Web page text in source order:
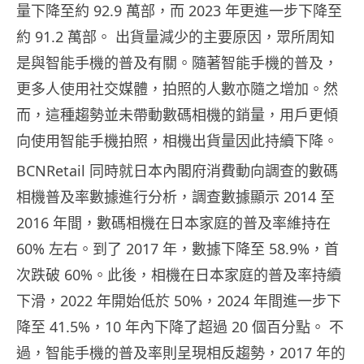
量下降至約 92.9 萬部，而 2023 年更進一步下降至
約 91.2 萬部。 出貨量減少的主要原因，眾所周知
是與智能手機的普及有關。隨著智能手機的普及，
更多人使用社交媒體，拍照的人數亦隨之增加。然
而，這種趨勢並未帶動數碼相機的銷量，用戶更傾
向使用智能手機拍照，相機出貨量因此持續下降。
BCNRetail 同時就日本內閣府消費動向調查的數碼
相機普及率數據進行分析，調查數據顯示 2014 至
2016 年間，數碼相機在日本家庭的普及率維持在
60% 左右。到了 2017 年，數據下降至 58.9%，首
次跌破 60%。此後，相機在日本家庭的普及率持續
下滑，2022 年開始低於 50%，2024 年間進一步下
降至 41.5%，10 年內下降了超過 20 個百分點。 不
過，智能手機的普及率則呈現相反趨勢，2017 年的